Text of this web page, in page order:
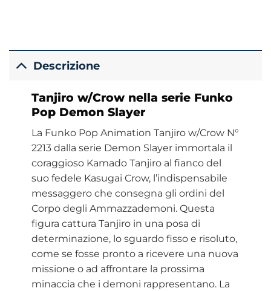
Descrizione
Tanjiro w/Crow nella serie Funko
Pop Demon Slayer
La Funko Pop Animation Tanjiro w/Crow N°
2213 dalla serie Demon Slayer immortala il
coraggioso Kamado Tanjiro al fianco del
suo fedele Kasugai Crow, l’indispensabile
messaggero che consegna gli ordini del
Corpo degli Ammazzademoni. Questa
figura cattura Tanjiro in una posa di
determinazione, lo sguardo fisso e risoluto,
come se fosse pronto a ricevere una nuova
missione o ad affrontare la prossima
minaccia che i demoni rappresentano. La